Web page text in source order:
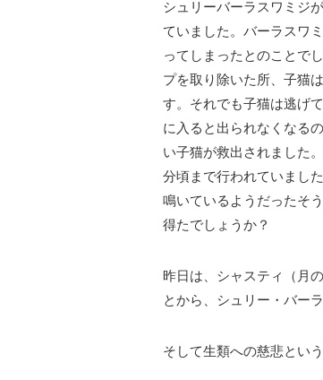
シュリーバーラスワミジ
ていました。バーラスワ
ってしまったとのことで
プを取り除いた所、子猫
す。それでも子猫は逃げ
に入ると出られなくなる
い子猫が救出されました
分頃まで行われていまし
鳴いているようだったそ
得たでしょうか？
昨日は、シャスティ（月
とから、シュリー・バー
そして生類への慈悲とい